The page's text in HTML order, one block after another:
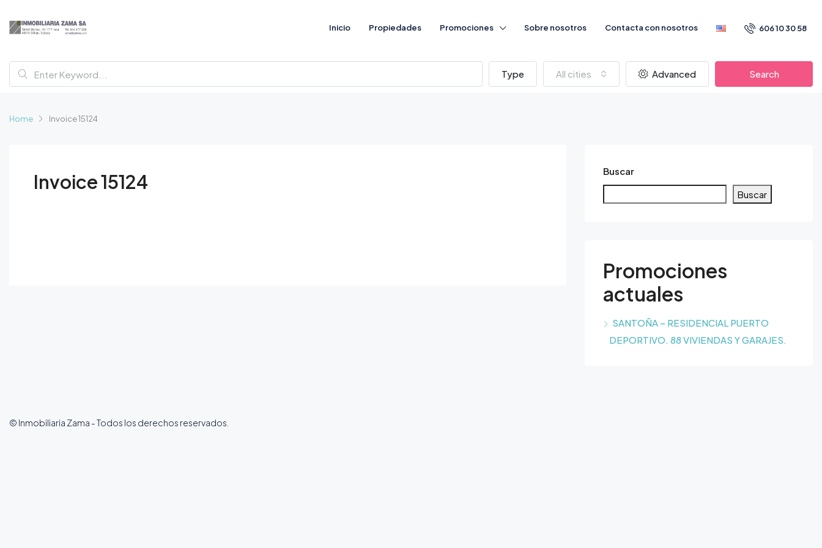
Inicio Propiedades Promociones Sobre nosotros Contacta con nosotros 606 10 30 58
Type All cities Advanced Search
Home Invoice 15124
Invoice 15124
Buscar
Buscar
Promociones
actuales
SANTOÑA – RESIDENCIAL PUERTO
DEPORTIVO. 88 VIVIENDAS Y GARAJES.
© Inmobiliaria Zama - Todos los derechos reservados.